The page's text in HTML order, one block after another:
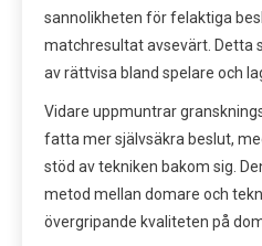
sannolikheten för felaktiga
matchresultat avsevärt. Detta
av rättvisa bland spelare och
Vidare uppmuntrar
fatta mer självsäkra beslut,
stöd av tekniken bakom sig.
metod mellan domare och
övergripande kvaliteten på